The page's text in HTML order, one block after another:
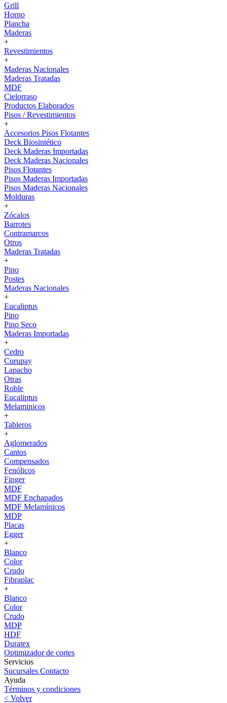
Grill
Horno
Plancha
Maderas
+
Revestimientos
+
Maderas Nacionales
Maderas Tratadas
MDF
Cielorraso
Productos Elaborados
Pisos / Revestimientos
+
Accesorios Pisos Flotantes
Deck Biosintético
Deck Maderas Importadas
Deck Maderas Nacionales
Pisos Flotantes
Pisos Maderas Importadas
Pisos Maderas Nacionales
Molduras
+
Zócalos
Barrotes
Contramarcos
Otros
Maderas Tratadas
+
Pino
Postes
Maderas Nacionales
+
Eucaliptus
Pino
Pino Seco
Maderas Importadas
+
Cedro
Curupay
Lapacho
Otras
Roble
Eucaliptus
Melaminicos
+
Tableros
+
Aglomerados
Cantos
Compensados
Fenólicos
Finger
MDF
MDF Enchapados
MDF Melamínicos
MDP
Placas
Egger
+
Blanco
Color
Crudo
Fibraplac
+
Blanco
Color
Crudo
MDP
HDF
Duratex
Optimizador de cortes
Servicios
Sucursales Contacto
Ayuda
Términos y condiciones
< Volver